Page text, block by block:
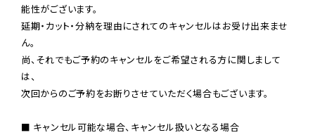
能性がございます。
延期・カット・分納を理由にされてのキャンセルはお受け出来ませ
ん。
尚、それでもご予約のキャンセルをご希望される方に関しまして
は、
次回からのご予約をお断りさせていただく場合もございます。
■ キャンセル可能な場合、キャンセル扱いとなる場合